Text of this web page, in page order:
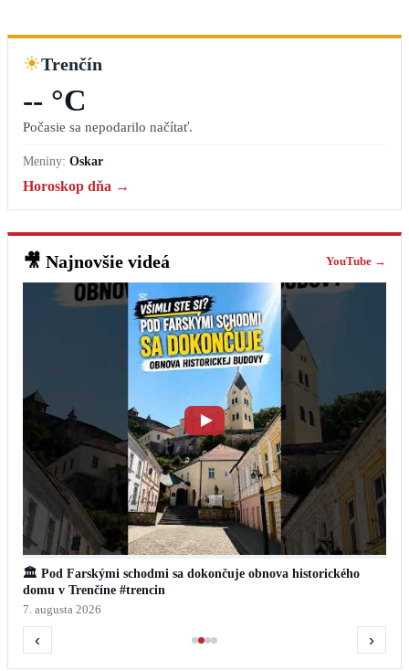
☀Trenčín
-- °C
Počasie sa nepodarilo načítať.
Meniny: Oskar
Horoskop dňa →
🎥 Najnovšie videá YouTube →
🏛️ Pod Farskými schodmi sa dokončuje obnova historického
domu v Trenčíne #trencin
7. augusta 2026
‹ ›